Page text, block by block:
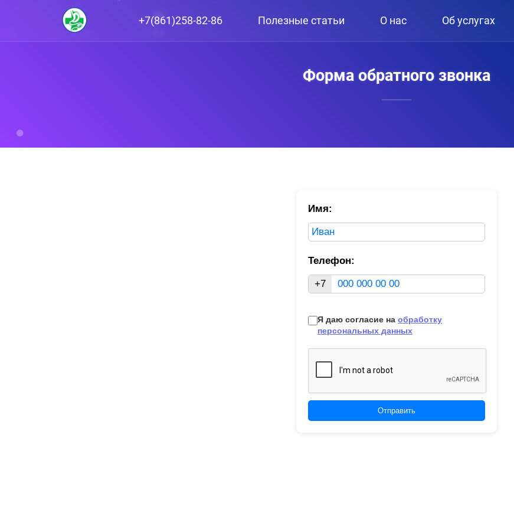
+7(861)258-82-86 Полезные статьи О нас Об услугах
Форма обратного звонка
Имя:
Телефон:
+7
Я даю согласие на обработку
персональных данных
Отправить